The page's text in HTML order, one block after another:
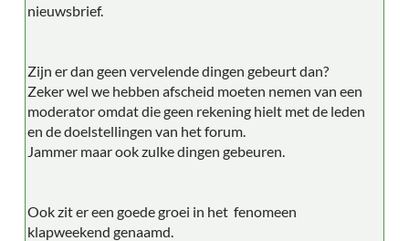
nieuwsbrief.
Zijn er dan geen vervelende dingen gebeurt dan?
Zeker wel we hebben afscheid moeten nemen van een
moderator omdat die geen rekening hielt met de leden
en de doelstellingen van het forum.
Jammer maar ook zulke dingen gebeuren.
Ook zit er een goede groei in het fenomeen
klapweekend genaamd.